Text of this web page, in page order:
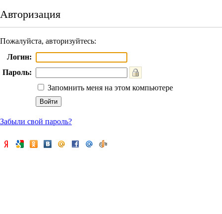
Авторизация
Пожалуйста, авторизуйтесь:
Логин:
Пароль:
Запомнить меня на этом компьютере
Забыли свой пароль?